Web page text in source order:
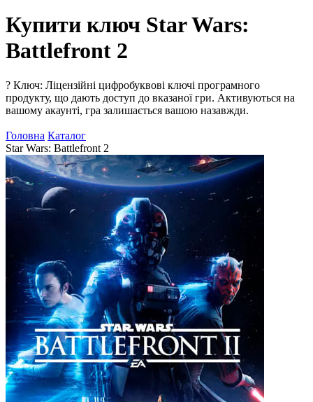
Купити ключ Star Wars:
Battlefront 2
? Ключ: Ліцензійні цифробуквові ключі програмного
продукту, що дають доступ до вказаної гри. Активуються на
вашому акаунті, гра залишається вашою назавжди.
Головна Каталог
Star Wars: Battlefront 2